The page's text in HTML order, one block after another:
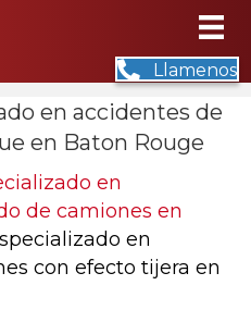
Llamenos
en accidentes de
en Baton Rouge
en
de camiones en
en
con efecto tijera en